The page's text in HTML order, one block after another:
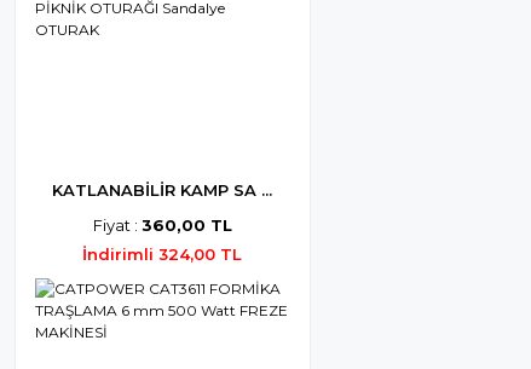
KATLANABİLİR KAMP SA ...
Fiyat : 360,00 TL
İndirimli 324,00 TL